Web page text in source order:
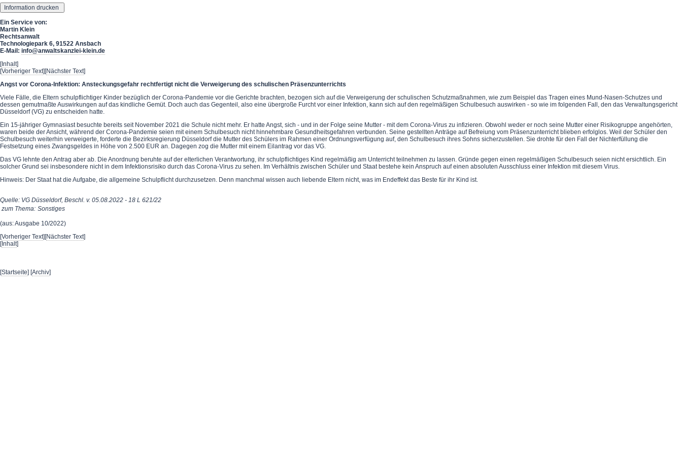
Ein Service von:
Martin Klein
Rechtsanwalt
Technologiepark 6, 91522 Ansbach
E-Mail: info@anwaltskanzlei-klein.de
[Inhalt]
[Vorheriger Text][Nächster Text]
Angst vor Corona-Infektion: Ansteckungsgefahr rechtfertigt nicht die Verweigerung des schulischen Präsenzunterrichts
Viele Fälle, die Eltern schulpflichtiger Kinder bezüglich der Corona-Pandemie vor die Gerichte brachten, bezogen sich auf die Verweigerung der schulischen Schutzmaßnahmen, wie zum Beispiel das Tragen eines Mund-Nasen-Schutzes und
dessen gemutmaßte Auswirkungen auf das kindliche Gemüt. Doch auch das Gegenteil, also eine übergroße Furcht vor einer Infektion, kann sich auf den regelmäßigen Schulbesuch auswirken - so wie im folgenden Fall, den das Verwaltungsgericht
Düsseldorf (VG) zu entscheiden hatte.
Ein 15-jähriger Gymnasiast besuchte bereits seit November 2021 die Schule nicht mehr. Er hatte Angst, sich - und in der Folge seine Mutter - mit dem Corona-Virus zu infizieren. Obwohl weder er noch seine Mutter einer Risikogruppe angehörten,
waren beide der Ansicht, während der Corona-Pandemie seien mit einem Schulbesuch nicht hinnehmbare Gesundheitsgefahren verbunden. Seine gestellten Anträge auf Befreiung vom Präsenzunterricht blieben erfolglos. Weil der Schüler den
Schulbesuch weiterhin verweigerte, forderte die Bezirksregierung Düsseldorf die Mutter des Schülers im Rahmen einer Ordnungsverfügung auf, den Schulbesuch ihres Sohns sicherzustellen. Sie drohte für den Fall der Nichterfüllung die
Festsetzung eines Zwangsgeldes in Höhe von 2.500 EUR an. Dagegen zog die Mutter mit einem Eilantrag vor das VG.
Das VG lehnte den Antrag aber ab. Die Anordnung beruhte auf der elterlichen Verantwortung, ihr schulpflichtiges Kind regelmäßig am Unterricht teilnehmen zu lassen. Gründe gegen einen regelmäßigen Schulbesuch seien nicht ersichtlich. Ein
solcher Grund sei insbesondere nicht in dem Infektionsrisiko durch das Corona-Virus zu sehen. Im Verhältnis zwischen Schüler und Staat bestehe kein Anspruch auf einen absoluten Ausschluss einer Infektion mit diesem Virus.
Hinweis: Der Staat hat die Aufgabe, die allgemeine Schulpflicht durchzusetzen. Denn manchmal wissen auch liebende Eltern nicht, was im Endeffekt das Beste für ihr Kind ist.
Quelle: VG Düsseldorf, Beschl. v. 05.08.2022 - 18 L 621/22
zum Thema: Sonstiges
(aus: Ausgabe 10/2022)
[Vorheriger Text][Nächster Text]
[Inhalt]
[Startseite] [Archiv]